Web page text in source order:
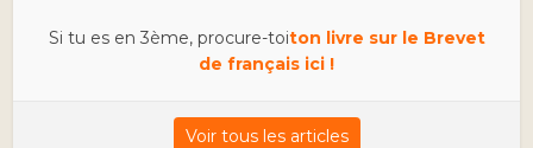
Si tu es en 3ème, procure-toiton livre sur le Brevet
de français ici !
Voir tous les articles